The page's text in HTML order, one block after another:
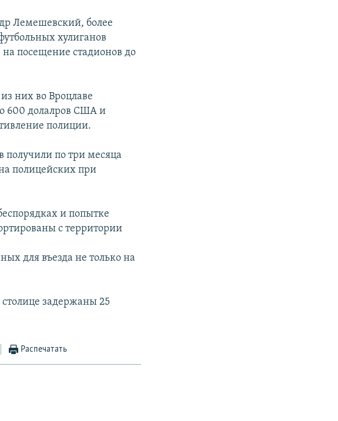
Лемешевский, более
хулиганов
посещение стадионов до
них во Вроцлаве
600 долалров США и
полиции.
получили по три месяца
полицейских при
и попытке
с территории
для въезда не только на
столице задержаны 25
Распечатать